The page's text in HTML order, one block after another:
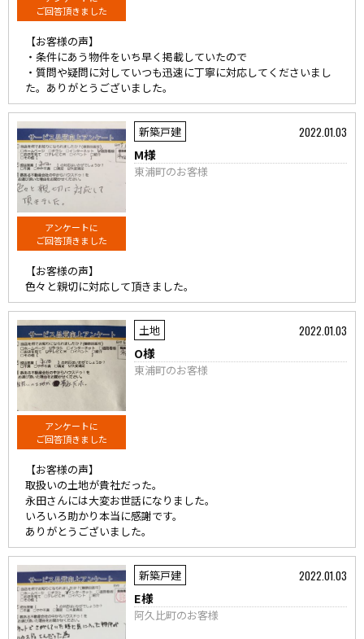
ご回答頂きました
【お客様の声】
・条件にあう物件をいち早く掲載していたので
・質問や疑問に対していつも迅速に丁寧に対応してくださいまし
た。ありがとうございました。
アンケートに
ご回答頂きました
新築戸建 2022.01.03
M様
東浦町のお客様
【お客様の声】
色々と親切に対応して頂きました。
アンケートに
ご回答頂きました
土地 2022.01.03
O様
東浦町のお客様
【お客様の声】
取扱いの土地が貴社だった。
永田さんには大変お世話になりました。
いろいろ助かり本当に感謝です。
ありがとうございました。
新築戸建 2022.01.03
E様
阿久比町のお客様